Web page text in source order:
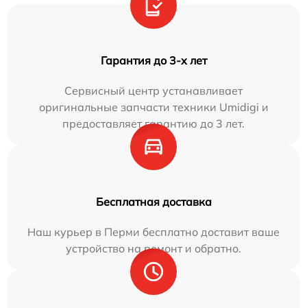
Гарантия до 3-х лет
Сервисный центр устанавливает
оригинальные запчасти техники Umidigi и
предоставляет гарантию до 3 лет.
Бесплатная доставка
Наш курьер в Перми бесплатно доставит ваше
устройство на ремонт и обратно.